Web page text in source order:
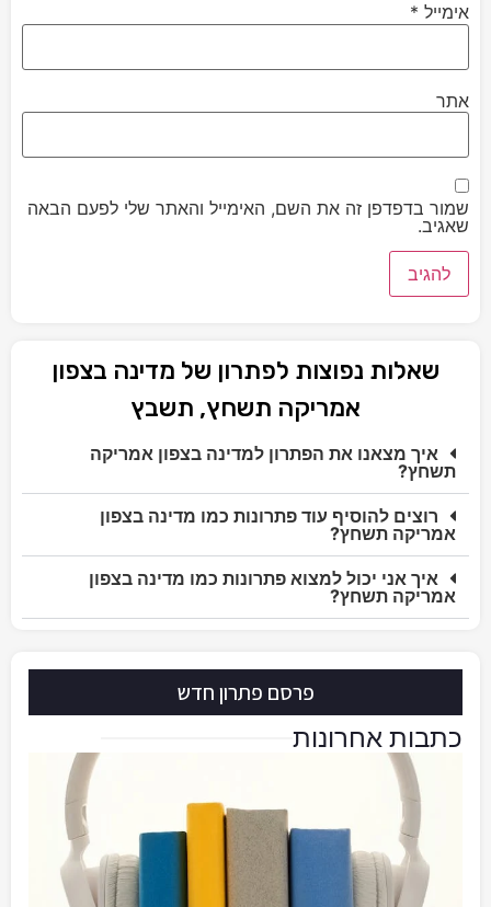
אימייל *
אתר
שמור בדפדפן זה את השם, האימייל והאתר שלי לפעם הבאה
שאגיב.
שאלות נפוצות לפתרון של מדינה בצפון
אמריקה תשחץ, תשבץ
איך מצאנו את הפתרון למדינה בצפון אמריקה
תשחץ?
רוצים להוסיף עוד פתרונות כמו מדינה בצפון
אמריקה תשחץ?
איך אני יכול למצוא פתרונות כמו מדינה בצפון
אמריקה תשחץ?
פרסם פתרון חדש
כתבות אחרונות